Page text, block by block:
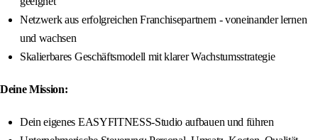
Netzwerk aus erfolgreichen Franchisepartnern - voneinander lernen
und wachsen
Skalierbares Geschäftsmodell mit klarer Wachstumsstrategie
Deine Mission:
Dein eigenes EASYFITNESS-Studio aufbauen und führen